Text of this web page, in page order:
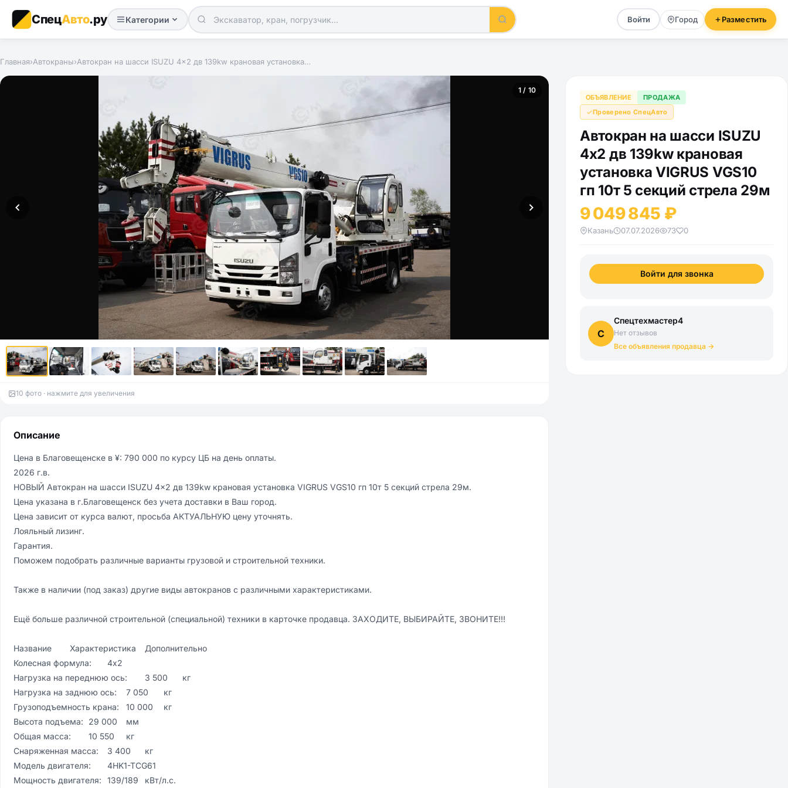
СпецАвто.ру Категории Войти Город Разместить
Главная›Автокраны›Автокран на шасси ISUZU 4x2 дв 139kw крановая установка…
1 / 10
10 фото · нажмите для увеличения
ОБЪЯВЛЕНИЕ
ПРОДАЖА
Проверено СпецАвто
Автокран на шасси ISUZU
4x2 дв 139kw крановая
установка VIGRUS VGS10
гп 10т 5 секций стрела 29м
9 049 845 ₽
Казань 07.07.2026 73 0
Войти для звонка
С
Спецтехмастер4
Нет отзывов
Все объявления продавца →
Описание
Цена в Благовещенске в ¥: 790 000 по курсу ЦБ на день оплаты.
2026 г.в.
НОВЫЙ Автокран на шасси ISUZU 4x2 дв 139kw крановая установка VIGRUS VGS10 гп 10т 5 секций стрела 29м.
Цена указaнa в г.Благовeщeнск без учeтa дocтaвки в Вaш горoд.
Ценa зaвисит от куpca валют, просьбa АКTУАЛЬHУЮ цену уточнять.
Лояльный лизинг.
Гарантия.
Поможем подобрать различные варианты грузовой и строительной техники.
Также в наличии (под заказ) другие виды автокранов с различными характеристиками.
Ещё больше различной строительной (специальной) техники в карточке продавца. ЗАХОДИТЕ, ВЫБИРАЙТЕ, ЗВОНИТЕ!!!
Название	Характеристика	Дополнительно
Колесная формула:	4х2
Нагрузка на переднюю ось:	3 500	кг
Нагрузка на заднюю ось:	7 050	кг
Грузоподъемность крана:	10 000	кг
Высота подъема:	29 000	мм
Общая масса:	10 550	кг
Снаряженная масса:	3 400	кг
Модель двигателя:	4HK1-TCG61
Мощность двигателя:	139/189	кВт/л.с.